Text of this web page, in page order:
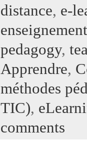
distance, e-
enseignement
pedagogy,
Apprendre,
méthodes
TIC),
comments